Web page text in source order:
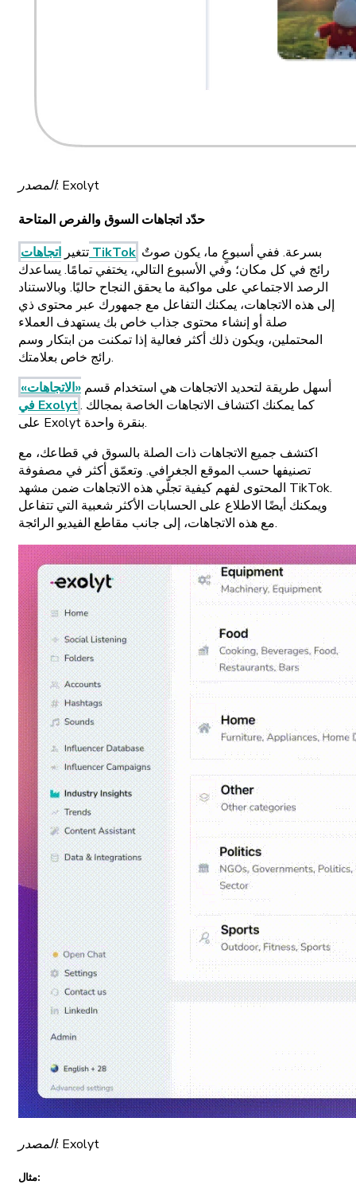
المصدر: Exolyt
حدّد اتجاهات السوق والفرص المتاحة
تتغير اتجاهات TikTok
رائج في كل مكان؛ وفي الأسبوع التالي، يختفي تمامًا. يساعدك
الرصد الاجتماعي على مواكبة ما يحقق النجاح حاليًا. وبالاستناد
إلى هذه الاتجاهات، يمكنك التفاعل مع جمهورك عبر محتوى ذي
صلة أو إنشاء محتوى جذاب خاص بك يستهدف العملاء
المحتملين، ويكون ذلك أكثر فعالية إذا تمكنت من ابتكار وسم
رائج خاص بعلامتك.
أسهل طريقة لتحديد الاتجاهات هي استخدام قسم «الاتجاهات»
في Exolyt. كما يمكنك اكتشاف الاتجاهات الخاصة بمجالك
على Exolyt بنقرة واحدة.
اكتشف جميع الاتجاهات ذات الصلة بالسوق في قطاعك، مع
تصنيفها حسب الموقع الجغرافي. وتعمّق أكثر في مصفوفة
المحتوى لفهم كيفية تجلّي هذه الاتجاهات ضمن مشهد TikTok.
ويمكنك أيضًا الاطلاع على الحسابات الأكثر شعبية التي تتفاعل
مع هذه الاتجاهات، إلى جانب مقاطع الفيديو الرائجة.
المصدر: Exolyt
مثال: